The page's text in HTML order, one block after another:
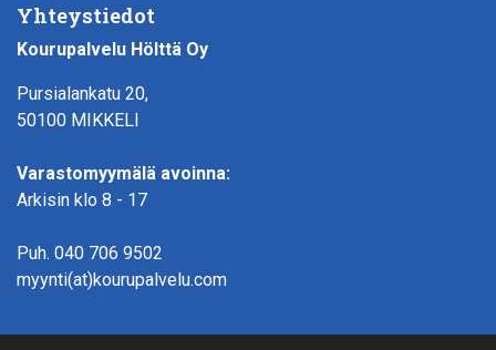
Yhteystiedot
Kourupalvelu Hölttä Oy
Pursialankatu 20,
50100 MIKKELI
Varastomyymälä avoinna:
Arkisin klo 8 - 17
Puh. 040 706 9502
myynti(at)kourupalvelu.com